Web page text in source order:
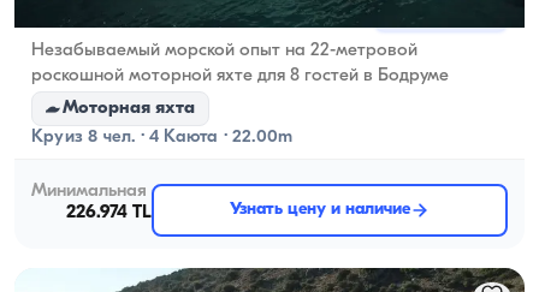
Бодрум, Muğla
Незабываемый морской опыт на 22-метровой
роскошной моторной яхте для 8 гостей в Бодруме
Моторная яхта
Круиз 8 чел. · 4 Каюта · 22.00m
Минимальная
226.974 TL
Узнать цену и наличие